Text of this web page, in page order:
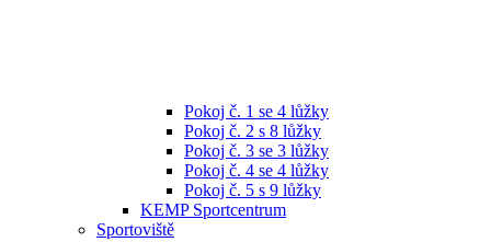
Pokoj č. 1 se 4 lůžky
Pokoj č. 2 s 8 lůžky
Pokoj č. 3 se 3 lůžky
Pokoj č. 4 se 4 lůžky
Pokoj č. 5 s 9 lůžky
KEMP Sportcentrum
Sportoviště